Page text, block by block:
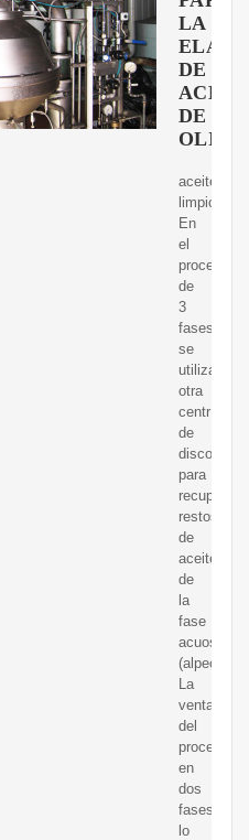
LA
DE
DE
OLIVA
aceite
limpio.
En
el
proceso
de
3
fases,
se
utiliza
otra
centrífuga
de
discos
para
recuperar
restos
de
aceite
de
la
fase
acuosa
(alpechín).
La
ventaja
del
proceso
en
dos
fases
lo